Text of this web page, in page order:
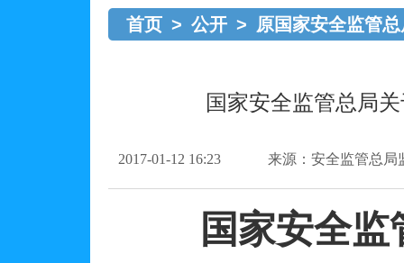
首页 > 公开 > 原国家安全监管
国家安全监管总局
2017-01-12 16:23 来源：安全监管总局
国家安全